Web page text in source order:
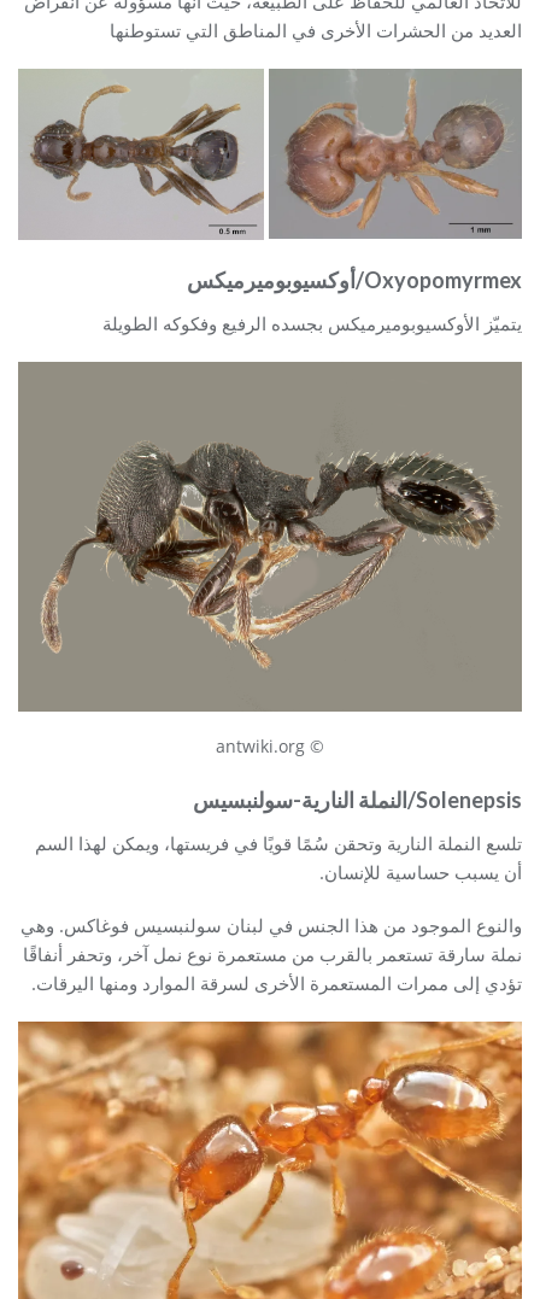
العديد من الحشرات الأخرى في المناطق التي تستوطنها
Oxyopomyrmex/أوكسيوبوميرميكس
يتميّز الأوكسيوبوميرميكس بجسده الرفيع وفكوكه الطويلة
© antwiki.org
Solenepsis/النملة النارية-سولنبسيس
تلسع النملة النارية وتحقن سُمًا قويًا في فريستها، ويمكن لهذا السم
أن يسبب حساسية للإنسان.
والنوع الموجود من هذا الجنس في لبنان سولنبسيس فوغاكس. وهي
نملة سارقة تستعمر بالقرب من مستعمرة نوع نمل آخر، وتحفر أنفاقًا
تؤدي إلى ممرات المستعمرة الأخرى لسرقة الموارد ومنها اليرقات.